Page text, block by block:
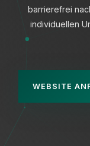
barrierefrei
individuellen
WEBSITE